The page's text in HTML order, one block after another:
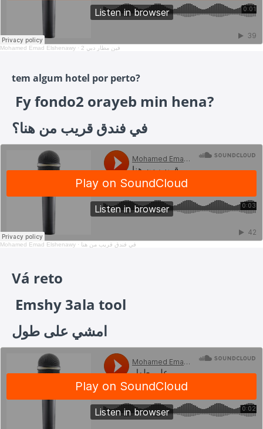
Mohamed Emad Elshenawy · 2 فين مطار دبي
tem algum hotel por perto?
Fy fondo2 orayeb min hena?
في فندق قريب من هنا؟
Mohamed Emad Elshenawy · في فندق قريب من هنا
Vá reto
Emshy 3ala tool
امشي على طول